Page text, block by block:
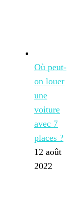
Où peut-
on louer
une
voiture
avec 7
places ?
12 août
2022